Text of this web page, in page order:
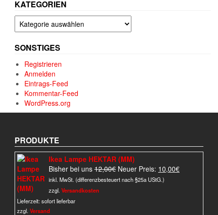
KATEGORIEN
Kategorien
SONSTIGES
Registrieren
Anmelden
Eintrags-Feed
Kommentar-Feed
WordPress.org
PRODUKTE
Ikea Lampe HEKTAR (MM)
Bisher bei uns 12,00€ Ursprünglicher
Preis
Neuer Preis: 10,00€Aktueller
inkl. MwSt. (differenzbesteuert nach §25a UStG.)
zzgl. Versandkosten
Lieferzeit:sofort lieferbar
zzgl. Versand